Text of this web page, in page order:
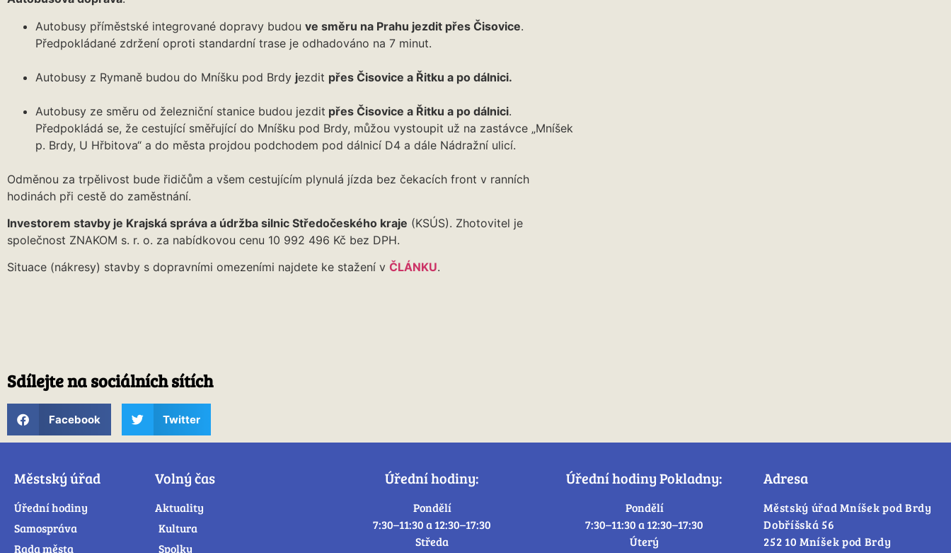
Autobusy příměstské integrované dopravy budou ve směru na Prahu jezdit přes Čisovice.
Předpokládané zdržení oproti standardní trase je odhadováno na 7 minut.
Autobusy z Rymaně budou do Mníšku pod Brdy jezdit přes Čisovice a Řitku a po dálnici.
Autobusy ze směru od železniční stanice budou jezdit přes Čisovice a Řitku a po dálnici.
Předpokládá se, že cestující směřující do Mníšku pod Brdy, můžou vystoupit už na zastávce „Mníšek
p. Brdy, U Hřbitova“ a do města projdou podchodem pod dálnicí D4 a dále Nádražní ulicí.
Odměnou za trpělivost bude řidičům a všem cestujícím plynulá jízda bez čekacích front v ranních
hodinách při cestě do zaměstnání.
Investorem stavby je Krajská správa a údržba silnic Středočeského kraje (KSÚS). Zhotovitel je
společnost ZNAKOM s. r. o. za nabídkovou cenu 10 992 496 Kč bez DPH.
Situace (nákresy) stavby s dopravními omezeními najdete ke stažení v ČLÁNKU.
Sdílejte na sociálních sítích
Facebook Twitter
Městský úřad
Úřední hodiny
Samospráva
Rada města
Volný čas
Aktuality
Kultura
Spolky
Úřední hodiny:
Pondělí
7:30–11:30 a 12:30–17:30
Středa
Úřední hodiny Pokladny:
Pondělí
7:30–11:30 a 12:30–17:30
Úterý
Adresa
Městský úřad Mníšek pod Brdy
Dobříšská 56
252 10 Mníšek pod Brdy